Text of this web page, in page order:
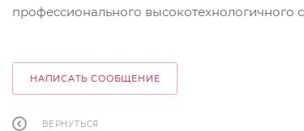
профессионального высокотехнологичного
НАПИСАТЬ СООБЩЕНИЕ
ВЕРНУТЬСЯ